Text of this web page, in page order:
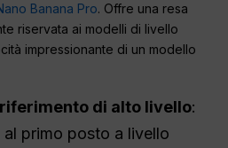
Banana Pro. Offre una resa
riservata ai modelli di livello
impressionante di un modello
di alto livello:
primo posto a livello